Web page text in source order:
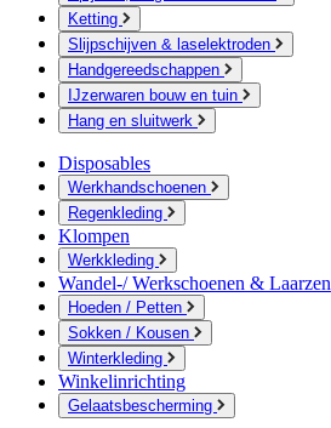
Ketting
Slijpschijven & laselektroden
Handgereedschappen
IJzerwaren bouw en tuin
Hang en sluitwerk
Disposables
Werkhandschoenen
Regenkleding
Klompen
Werkkleding
Wandel-/ Werkschoenen & Laarzen
Hoeden / Petten
Sokken / Kousen
Winterkleding
Winkelinrichting
Gelaatsbescherming